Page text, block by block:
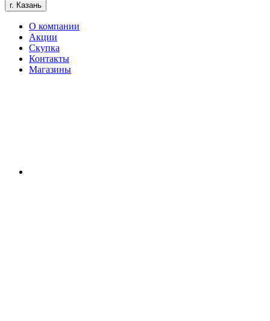
г. Казань
О компании
Акции
Скупка
Контакты
Магазины